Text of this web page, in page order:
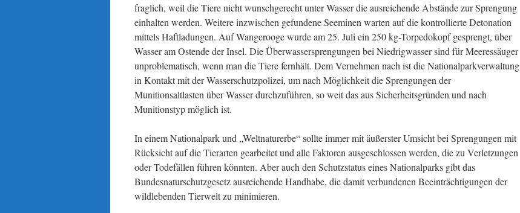
fraglich, weil die Tiere nicht wunschgerecht unter Wasser die ausreichende Abstände zur Sprengung
einhalten werden. Weitere inzwischen gefundene Seeminen warten auf die kontrollierte Detonation
mittels Haftladungen. Auf Wangerooge wurde am 25. Juli ein 250 kg-Torpedokopf gesprengt, über
Wasser am Ostende der Insel. Die Überwassersprengungen bei Niedrigwasser sind für Meeressäuger
unproblematisch, wenn man die Tiere fernhält. Dem Vernehmen nach ist die Nationalparkverwaltung
in Kontakt mit der Wasserschutzpolizei, um nach Möglichkeit die Sprengungen der
Munitionsaltlasten über Wasser durchzuführen, so weit das aus Sicherheitsgründen und nach
Munitionstyp möglich ist.
In einem Nationalpark und „Weltnaturerbe“ sollte immer mit äußerster Umsicht bei Sprengungen mit
Rücksicht auf die Tierarten gearbeitet und alle Faktoren ausgeschlossen werden, die zu Verletzungen
oder Todefällen führen könnten. Aber auch den Schutzstatus eines Nationalparks gibt das
Bundesnaturschutzgesetz ausreichende Handhabe, die damit verbundenen Beeinträchtigungen der
wildlebenden Tierwelt zu minimieren.